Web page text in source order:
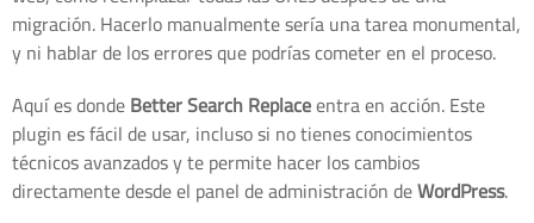
migración. Hacerlo manualmente sería una tarea monumental,
y ni hablar de los errores que podrías cometer en el proceso.
Aquí es dondeBetter Search Replaceentra en acción. Este
plugin es fácil de usar, incluso si no tienes conocimientos
técnicos avanzados y te permite hacer los cambios
directamente desde el panel de administración deWordPress.